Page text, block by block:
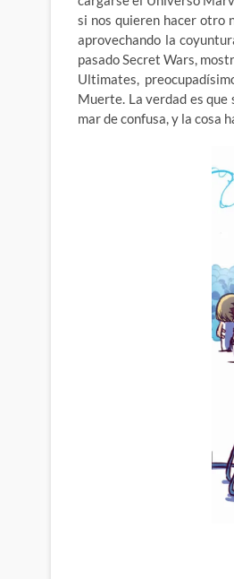
si nos quieren hacer otro
aprovechando la
pasado Secret Wars,
Ultimates,
Muerte. La verdad es
mar de confusa, y la cosa